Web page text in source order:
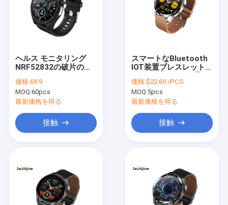
製品
企業情報
ヘルス モニタリング
NRF52832の破片のた
PPGのスマートな腕時
計
価格:69.9
MOQ:60pcs
最新価格を得る
接触
スマートなBluetooth
IOT装置ブレスレット
HRS3300の心拍数のモ
ニター
価格:$22.69 /PCS
MOQ:5pcs
最新価格を得る
接触